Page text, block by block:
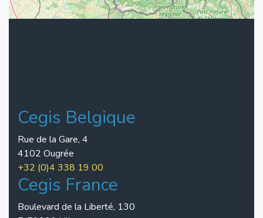
Cegis Belgique
Rue de la Gare, 4
4102 Ougrée
+32 (0)4 338 19 00
Cegis France
Boulevard de la Liberté, 130